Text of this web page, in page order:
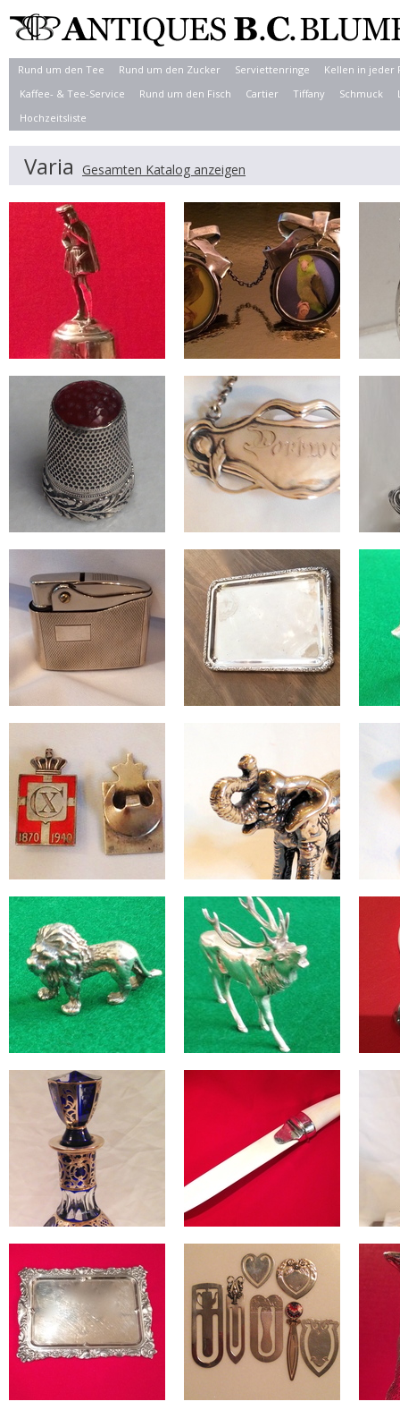
Rund um den Tee Rund um den Zucker Serviettenringe
Kellen in jeder
Kaffee- & Tee-Service
Rund um den Fisch Cartier Tiffany Schmuck
Hochzeitsliste
Varia Gesamten Katalog anzeigen